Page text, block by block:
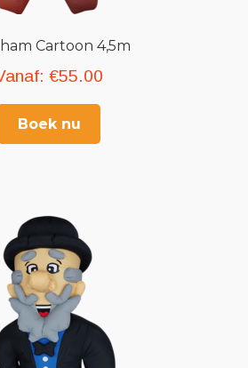
Cartoon 4,5m
€55.00
Boek nu